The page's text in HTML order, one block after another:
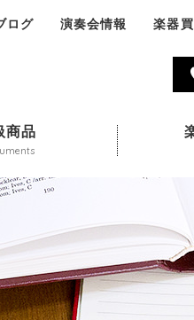
ログ 演奏会情報 楽器
045-324-
商品